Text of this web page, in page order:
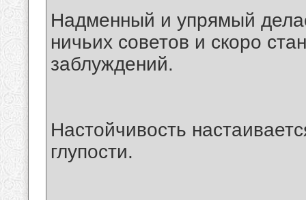
Надменный и упрямый
ничьих советов и скоро
заблуждений.
Настойчивость
глупости.